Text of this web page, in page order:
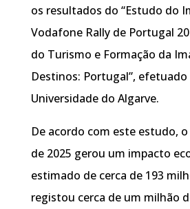
os resultados do “Estudo do
Vodafone Rally de Portugal
do Turismo e Formação da
Destinos: Portugal”, efetuado
Universidade do Algarve.
De acordo com este estudo,
de 2025 gerou um impacto
estimado de cerca de 193
registou cerca de um milhão